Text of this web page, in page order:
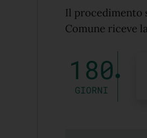
Il procedimento
Comune riceve
180
GIORNI